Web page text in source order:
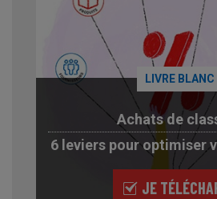
LIVRE BLANC
Achats de
6 leviers pour optimiser
JE